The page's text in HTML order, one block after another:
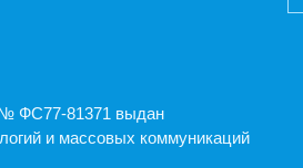
№ ФС77-81371 выдан
и массовых коммуникаций